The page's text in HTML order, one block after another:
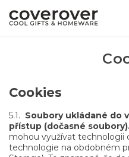
Cookies
5.1. Soubory ukládané do
přístup (dočasné
mohou využívat technologii
technologie na obdobném